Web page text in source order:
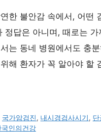
한 불안감 속에서, 어떤
정답은 아니며, 때로는
는 동네 병원에서도 충
해 환자가 꼭 알아야 할
국가암검진, 내시경검사시기,
국인의건강